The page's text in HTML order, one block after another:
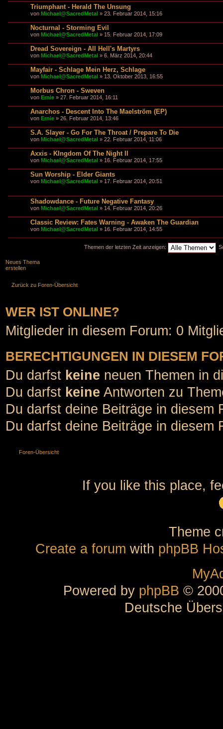
Triumphant - Herald The Unsung
von Michael@SacredMetal » 23. Februar 2014, 15:16
Nocturnal - Storming Evil
von Michael@SacredMetal » 15. Februar 2014, 17:09
Dread Sovereign - All Hell's Martyrs
von Michael@SacredMetal » 6. März 2014, 20:44
Mayfair - Schlage Mein Herz, Schlage
von Michael@SacredMetal » 13. Oktober 2013, 16:55
Morbus Chron - Sweven
von Ernie » 27. Februar 2014, 16:11
Anarchos - Descent Into The Maelström (EP)
von Ernie » 26. Februar 2014, 13:46
S.A. Slayer - Go For The Throat / Prepare To Die
von Michael@SacredMetal » 22. Februar 2014, 11:06
Axxis - KIngdom Of The Night II
von Michael@SacredMetal » 16. Februar 2014, 17:55
Sun Worship - Elder Giants
von Michael@SacredMetal » 17. Februar 2014, 20:51
Shadowdance - Future Negative Fantasy
von Michael@SacredMetal » 14. Februar 2014, 20:26
Classic Review: Fates Warning - Awaken The Guardian
von Michael@SacredMetal » 16. Februar 2014, 14:55
Themen der letzten Zeit anzeigen:
Neues Thema
erstellen
Zurück zu Foren-Übersicht
WER IST ONLINE?
Mitglieder in diesem Forum: 0
BERECHTIGUNGEN IN DIESEM
Du darfst keine neuen Themen in
Du darfst keine Antworten zu
Du darfst deine Beiträge in diesem
Du darfst deine Beiträge in diesem
Foren-Übersicht
If you like this place,
Theme
Create a forum with phpBB
Powered by phpBB ©
Deutsche